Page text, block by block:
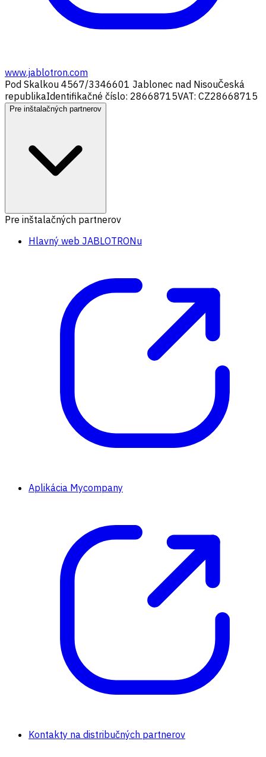
www.jablotron.com
Pod Skalkou 4567/3346601 Jablonec nad NisouČeská
republikaIdentifikačné číslo: 28668715VAT: CZ28668715
Pre inštalačných partnerov
Pre inštalačných partnerov
Hlavný web JABLOTRONu
Aplikácia Mycompany
Kontakty na distribučných partnerov